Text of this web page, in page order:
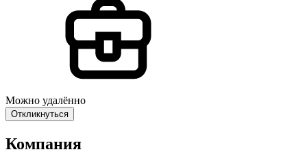
Можно удалённо
Откликнуться
Компания